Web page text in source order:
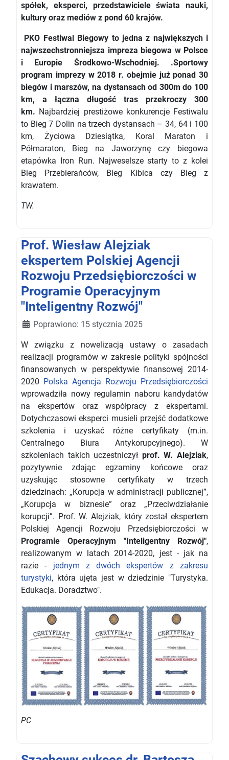
spółek, eksperci, przedstawiciele świata nauki,
kultury oraz mediów z pond 60 krajów.
PKO Festiwal Biegowy to jedna z największych i
najwszechstronniejsza impreza biegowa w Polsce
i Europie Środkowo-Wschodniej. .Sportowy
program imprezy w 2018 r. obejmie już ponad 30
biegów i marszów, na dystansach od 300m do 100
km, a łączna długość tras przekroczy 300
km. Najbardziej prestiżowe konkurencje Festiwalu
to Bieg 7 Dolin na trzech dystansach – 34, 64 i 100
km, Życiowa Dziesiątka, Koral Maraton i
Półmaraton, Bieg na Jaworzynę czy biegowa
etapówka Iron Run. Najweselsze starty to z kolei
Bieg Przebierańców, Bieg Kibica czy Bieg z
krawatem.
TW.
Prof. Wiesław Alejziak
ekspertem Polskiej Agencji
Rozwoju Przedsiębiorczości w
Programie Operacyjnym
"Inteligentny Rozwój"
Szczegóły
Poprawiono: 15 stycznia 2025
W związku z nowelizacją ustawy o zasadach
realizacji programów w zakresie polityki spójności
finansowanych w perspektywie finansowej 2014-
2020 Polska Agencja Rozwoju Przedsiębiorczości
wprowadziła nowy regulamin naboru kandydatów
na ekspertów oraz współpracy z ekspertami.
Dotychczasowi eksperci musieli przejść dodatkowe
szkolenia i uzyskać różne certyfikaty (m.in.
Centralnego Biura Antykorupcyjnego). W
szkoleniach takich uczestniczył prof. W. Alejziak,
pozytywnie zdając egzaminy końcowe oraz
uzyskując stosowne certyfikaty w trzech
dziedzinach: „Korupcja w administracji publicznej”,
„Korupcja w biznesie” oraz „Przeciwdziałanie
korupcji”. Prof. W. Alejziak, który został ekspertem
Polskiej Agencji Rozwoju Przedsiębiorczości w
Programie Operacyjnym "Inteligentny Rozwój",
realizowanym w latach 2014-2020, jest - jak na
razie - jednym z dwóch ekspertów z zakresu
turystyki, która ujęta jest w dziedzinie "Turystyka.
Edukacja. Doradztwo".
PC